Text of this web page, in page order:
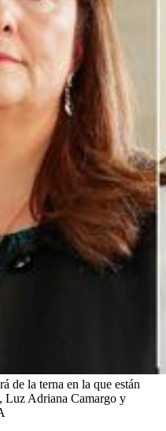
de la terna en la que están
Luz Adriana Camargo y